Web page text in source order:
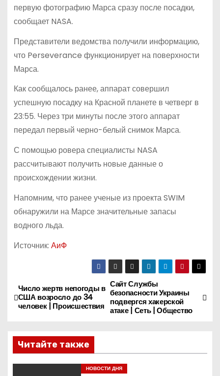
первую фотографию Марса сразу после посадки,
сообщает NASA.
Представители ведомства получили информацию,
что Perseverance функционирует на поверхности
Марса.
Как сообщалось ранее, аппарат совершил
успешную посадку на Красной планете в четверг в
23:55. Через три минуты после этого аппарат
передал первый черно-белый снимок Марса.
С помощью ровера специалисты NASA
рассчитывают получить новые данные о
происхождении жизни.
Напомним, что ранее ученые из проекта SWIM
обнаружили на Марсе значительные запасы
водного льда.
Источник: АиФ
Н
а
и
Сайт Службы
безопасности Украины
подвергся хакерской
атаке | Сеть | Общество
Число жертв непогоды в
США возросло до 34
человек | Происшествия
Читайте также
НОВОСТИ ДНЯ